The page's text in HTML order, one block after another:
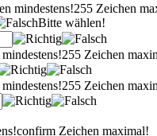
mindestens!255 Zeichen
Bitte wählen!
255 Zeichen
255 Zeichen
confirm Zeichen maximal!